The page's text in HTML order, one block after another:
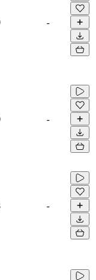
-
-
-